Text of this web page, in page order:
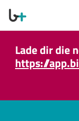
Lade dir die
https://